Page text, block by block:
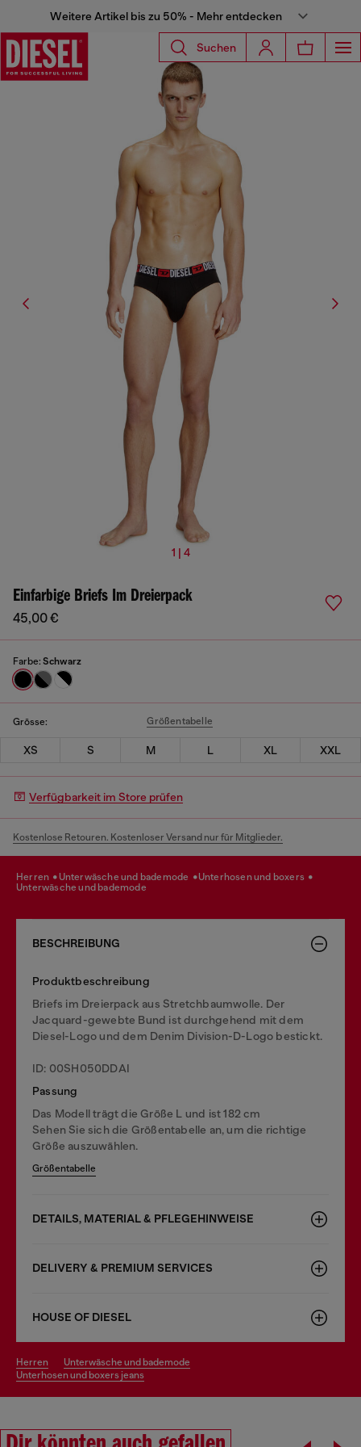
Weitere Artikel bis zu 50% - Mehr entdecken
Suchen
1 | 4
Einfarbige Briefs Im Dreierpack
45,00 €
Farbe: Schwarz
Grösse: Größentabelle
XS S M L XL XXL
Verfügbarkeit im Store prüfen
Kostenlose Retouren. Kostenloser Versand nur für Mitglieder.
herren unterwäsche und bademode
unterhosen und boxers
unterwäsche und bademode
BESCHREIBUNG
Produktbeschreibung
Briefs im Dreierpack aus Stretchbaumwolle. Der
Jacquard-gewebte Bund ist durchgehend mit dem
Diesel-Logo und dem Denim Division-D-Logo bestickt.
ID: 00SH050DDAI
Passung
Das Modell trägt die Größe L und ist 182 cm
Sehen Sie sich die Größentabelle an, um die richtige
Größe auszuwählen.
Größentabelle
DETAILS, MATERIAL & PFLEGEHINWEISE
DELIVERY & PREMIUM SERVICES
HOUSE OF DIESEL
herren
unterwäsche und bademode
unterhosen und boxers jeans